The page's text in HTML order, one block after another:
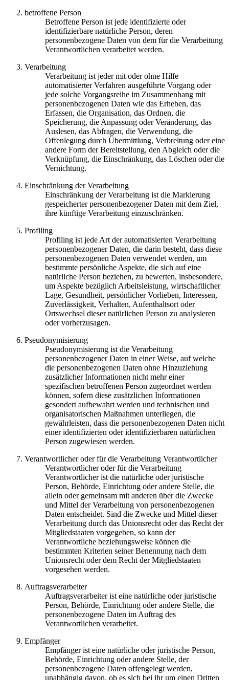
betroffene Person
Betroffene Person ist jede identifizierte oder
identifizierbare natürliche Person, deren
personenbezogene Daten von dem für die Verarbeitung
Verantwortlichen verarbeitet werden.
Verarbeitung
Verarbeitung ist jeder mit oder ohne Hilfe
automatisierter Verfahren ausgeführte Vorgang oder
jede solche Vorgangsreihe im Zusammenhang mit
personenbezogenen Daten wie das Erheben, das
Erfassen, die Organisation, das Ordnen, die
Speicherung, die Anpassung oder Veränderung, das
Auslesen, das Abfragen, die Verwendung, die
Offenlegung durch Übermittlung, Verbreitung oder eine
andere Form der Bereitstellung, den Abgleich oder die
Verknüpfung, die Einschränkung, das Löschen oder die
Vernichtung.
Einschränkung der Verarbeitung
Einschränkung der Verarbeitung ist die Markierung
gespeicherter personenbezogener Daten mit dem Ziel,
ihre künftige Verarbeitung einzuschränken.
Profiling
Profiling ist jede Art der automatisierten Verarbeitung
personenbezogener Daten, die darin besteht, dass diese
personenbezogenen Daten verwendet werden, um
bestimmte persönliche Aspekte, die sich auf eine
natürliche Person beziehen, zu bewerten, insbesondere,
um Aspekte bezüglich Arbeitsleistung, wirtschaftlicher
Lage, Gesundheit, persönlicher Vorlieben, Interessen,
Zuverlässigkeit, Verhalten, Aufenthaltsort oder
Ortswechsel dieser natürlichen Person zu analysieren
oder vorherzusagen.
Pseudonymisierung
Pseudonymisierung ist die Verarbeitung
personenbezogener Daten in einer Weise, auf welche
die personenbezogenen Daten ohne Hinzuziehung
zusätzlicher Informationen nicht mehr einer
spezifischen betroffenen Person zugeordnet werden
können, sofern diese zusätzlichen Informationen
gesondert aufbewahrt werden und technischen und
organisatorischen Maßnahmen unterliegen, die
gewährleisten, dass die personenbezogenen Daten nicht
einer identifizierten oder identifizierbaren natürlichen
Person zugewiesen werden.
Verantwortlicher oder für die Verarbeitung Verantwortlicher
Verantwortlicher oder für die Verarbeitung
Verantwortlicher ist die natürliche oder juristische
Person, Behörde, Einrichtung oder andere Stelle, die
allein oder gemeinsam mit anderen über die Zwecke
und Mittel der Verarbeitung von personenbezogenen
Daten entscheidet. Sind die Zwecke und Mittel dieser
Verarbeitung durch das Unionsrecht oder das Recht der
Mitgliedstaaten vorgegeben, so kann der
Verantwortliche beziehungsweise können die
bestimmten Kriterien seiner Benennung nach dem
Unionsrecht oder dem Recht der Mitgliedstaaten
vorgesehen werden.
Auftragsverarbeiter
Auftragsverarbeiter ist eine natürliche oder juristische
Person, Behörde, Einrichtung oder andere Stelle, die
personenbezogene Daten im Auftrag des
Verantwortlichen verarbeitet.
Empfänger
Empfänger ist eine natürliche oder juristische Person,
Behörde, Einrichtung oder andere Stelle, der
personenbezogene Daten offengelegt werden,
unabhängig davon, ob es sich bei ihr um einen Dritten